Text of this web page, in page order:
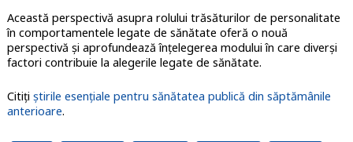
Această perspectivă asupra rolului trăsăturilor de personalitate
în comportamentele legate de sănătate oferă o nouă
perspectivă și aprofundează înțelegerea modului în care diverși
factori contribuie la alegerile legate de sănătate.
Citiți știrile esențiale pentru sănătatea publică din săptămânile
anterioare.